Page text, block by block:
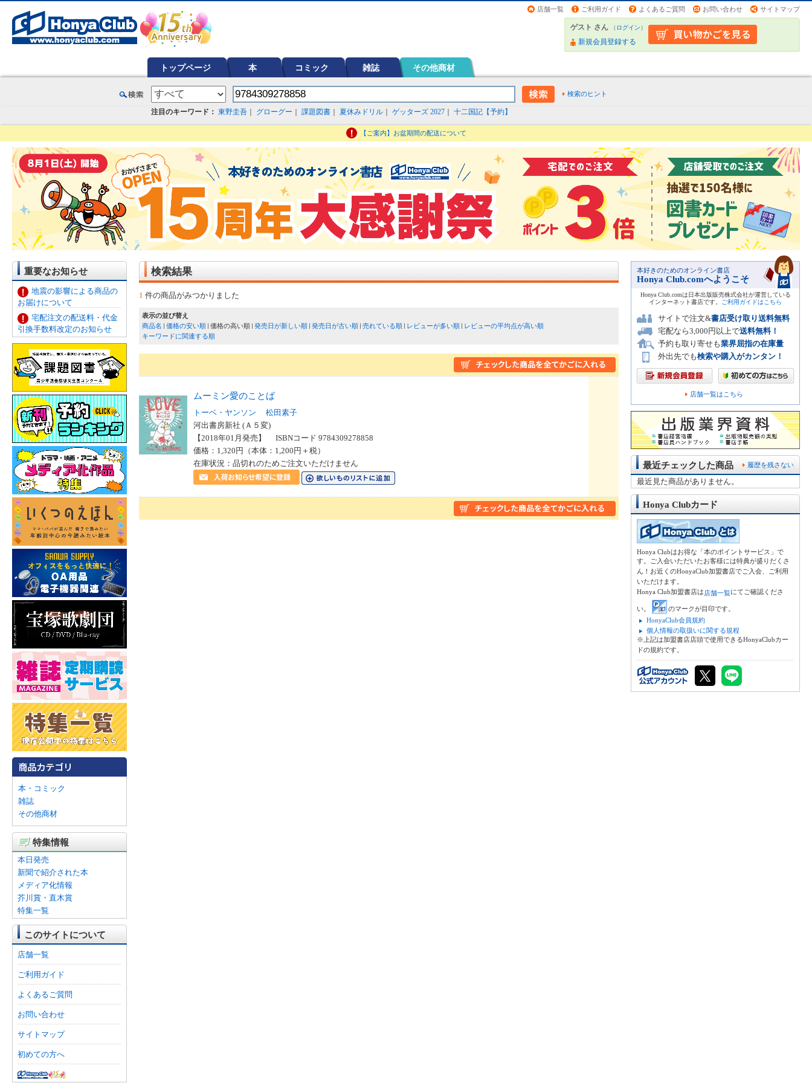
店舗一覧 ご利用ガイド よくあるご質問 お問い合わせ サイトマップ
ゲスト さん （ログイン）
新規会員登録する
トップページ 本 コミック 雑誌 その他商材
検索のヒント
注目のキーワード： 東野圭吾 グローグー 課題図書 夏休みドリル ゲッターズ 2027 十二国記【予約】
【ご案内】お盆期間の配送について
重要なお知らせ
地震の影響による商品の
お届けについて
宅配注文の配送料・代金
引換手数料改定のお知らせ
本・コミック
雑誌
その他商材
特集情報
本日発売
新聞で紹介された本
メディア化情報
芥川賞・直木賞
特集一覧
このサイトについて
店舗一覧
ご利用ガイド
よくあるご質問
お問い合わせ
サイトマップ
初めての方へ
検索結果
1 件の商品がみつかりました
表示の並び替え
商品名
価格の安い順 価格の高い順 発売日が新しい順 発売日が古い順 売れている順 レビューが多い順
レビューの平均点が高い順
キーワードに関連する順
ムーミン愛のことば
トーベ・ヤンソン
松田素子
河出書房新社 (Ａ５変)
【2018年01月発売】 ISBNコード 9784309278858
価格：1,320円（本体：1,200円＋税）
在庫状況：品切れのためご注文いただけません
本好きのためのオンライン書店
Honya Club.comへようこそ
Honya Club.comは日本出版販売株式会社が運営している
インターネット書店です。
ご利用ガイドはこちら
サイトで注文&書店受け取り送料無料
宅配なら3,000円以上で送料無料！
予約も取り寄せも業界屈指の在庫量
外出先でも検索や購入がカンタン！
店舗一覧はこちら
履歴を残さない
最近チェックした商品
最近見た商品がありません。
Honya Clubカード
Honya Clubはお得な「本のポイントサービス」で
す。ご入会いただいたお客様には特典が盛りだくさ
ん！お近くのHonyaClub加盟書店でご入会、ご利用
いただけます。
Honya Club加盟書店は店舗一覧にてご確認くださ
い。
のマークが目印です。
HonyaClub会員規約
個人情報の取扱いに関する規程
※上記は加盟書店店頭で使用できるHonyaClubカー
ドの規約です。